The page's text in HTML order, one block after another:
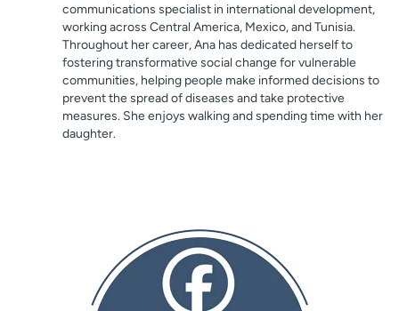
communications specialist in international development,
working across Central America, Mexico, and Tunisia.
Throughout her career, Ana has dedicated herself to
fostering transformative social change for vulnerable
communities, helping people make informed decisions to
prevent the spread of diseases and take protective
measures. She enjoys walking and spending time with her
daughter.